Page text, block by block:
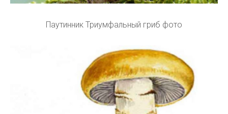
Паутинник Триумфальный гриб фото